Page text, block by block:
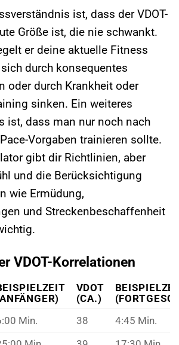
ist, dass der VDOT-
Größe ist, die nie schwankt.
er deine aktuelle Fitness
durch konsequentes
oder durch Krankheit oder
sinken. Ein weiteres
ist, dass man nur noch nach
Vorgaben trainieren sollte.
gibt dir Richtlinien, aber
und die Berücksichtigung
wie Ermüdung,
und Streckenbeschaffenheit
VDOT-Korrelationen
VDOT
(CA.)
Min. 38
4:45 Min.